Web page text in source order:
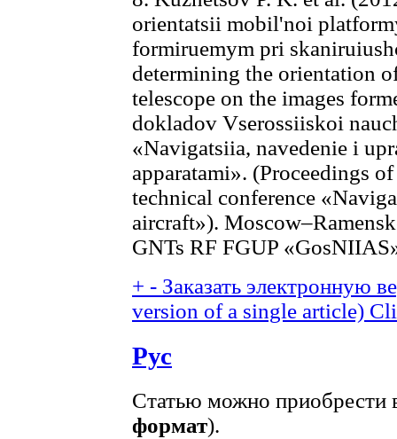
orientatsii mobil'noi
formiruemym pri
determining the orientation
telescope on the images
dokladov Vserossiiskoi
«Navigatsiia, navedenie i
apparatami». (Proceedings
technical conference
aircraft»).
GNTs RF FGUP
+ - Заказать электронную
version of a single article)
Рус
Статью можно приобрести
формат).